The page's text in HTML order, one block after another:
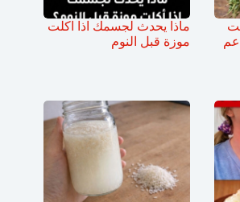
ماذا يحدث لجسمك اذا اكلت
موزة قبل النوم